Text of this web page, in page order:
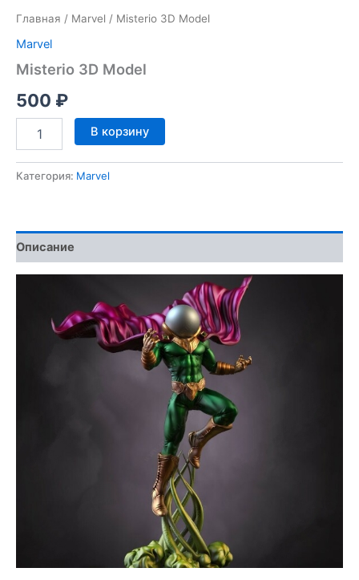
Главная / Marvel / Misterio 3D Model
Marvel
Misterio 3D Model
500 ₽
Количество
товара
3D
В корзину
Категория: Marvel
Описание